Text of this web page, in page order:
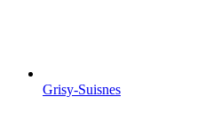
Grisy-Suisnes